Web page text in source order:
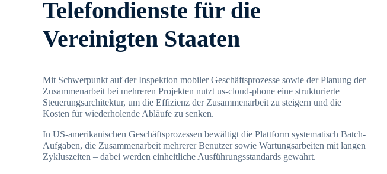
Telefondienste für die
Vereinigten Staaten
Mit Schwerpunkt auf der Inspektion mobiler Geschäftsprozesse sowie der Planung der
Zusammenarbeit bei mehreren Projekten nutzt us-cloud-phone eine strukturierte
Steuerungsarchitektur, um die Effizienz der Zusammenarbeit zu steigern und die
Kosten für wiederholende Abläufe zu senken.
In US-amerikanischen Geschäftsprozessen bewältigt die Plattform systematisch Batch-
Aufgaben, die Zusammenarbeit mehrerer Benutzer sowie Wartungsarbeiten mit langen
Zykluszeiten – dabei werden einheitliche Ausführungsstandards gewahrt.